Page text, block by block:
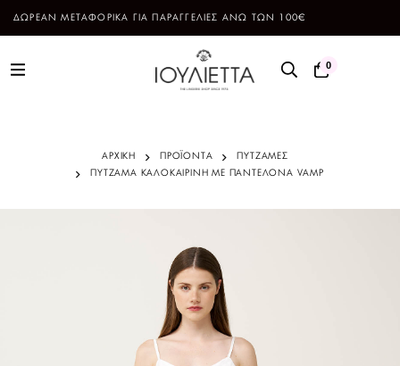
ΔΩΡΕΑΝ ΜΕΤΑΦΟΡΙΚΑ ΓΙΑ ΠΑΡΑΓΓΕΛΙΕΣ ΑΝΩ ΤΩΝ 100€
0
ΑΡΧΙΚΗ ΠΡΟΪΌΝΤΑ
ΠΥΤΖΑΜΕΣ
ΠΥΤΖΑΜΑ ΚΑΛΟΚΑΙΡΙΝΗ ΜΕ ΠΑΝΤΕΛΟΝΑ VAMP